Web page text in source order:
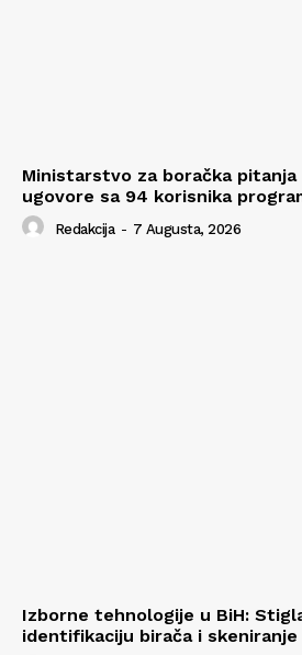
Ministarstvo za boračka pitanja
ugovore sa 94 korisnika
Redakcija - 7 Augusta, 2026
Izborne tehnologije u BiH:
identifikaciju birača i